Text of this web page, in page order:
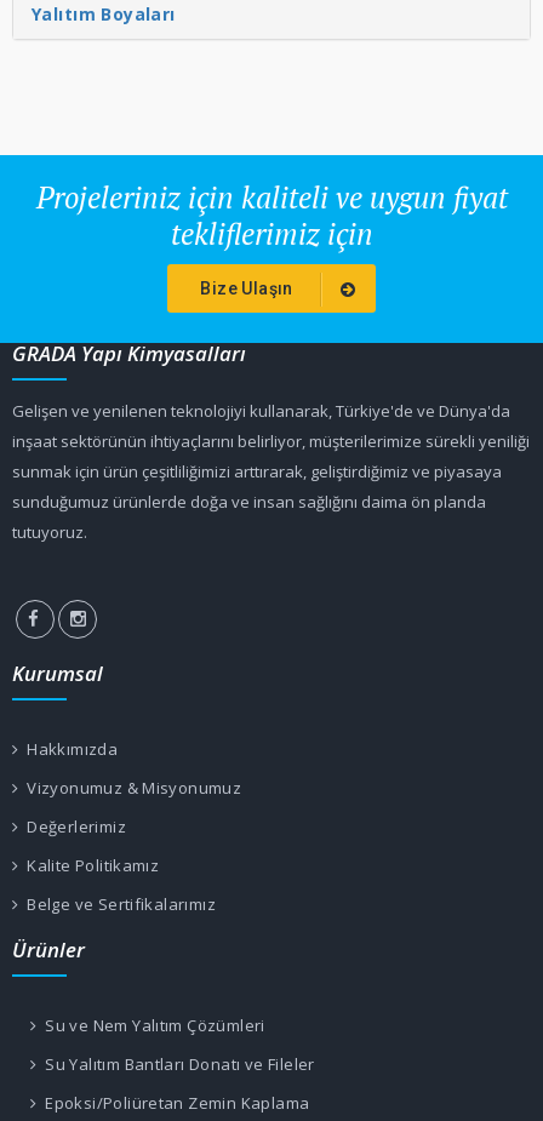
Yalıtım Boyaları
Projeleriniz için kaliteli ve uygun fiyat
tekliflerimiz için
Bize Ulaşın
GRADA Yapı Kimyasalları
Gelişen ve yenilenen teknolojiyi kullanarak, Türkiye'de ve Dünya'da
inşaat sektörünün ihtiyaçlarını belirliyor, müşterilerimize sürekli yeniliği
sunmak için ürün çeşitliliğimizi arttırarak, geliştirdiğimiz ve piyasaya
sunduğumuz ürünlerde doğa ve insan sağlığını daima ön planda
tutuyoruz.
Kurumsal
Hakkımızda
Vizyonumuz & Misyonumuz
Değerlerimiz
Kalite Politikamız
Belge ve Sertifikalarımız
Ürünler
Su ve Nem Yalıtım Çözümleri
Su Yalıtım Bantları Donatı ve Fileler
Epoksi/Poliüretan Zemin Kaplama